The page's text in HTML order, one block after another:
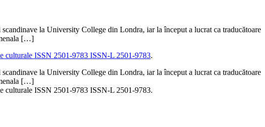
la University College din Londra, iar la început a lucrat ca traducătoare
[…]
culturale ISSN 2501-9783 ISSN-L 2501-9783.
la University College din Londra, iar la început a lucrat ca traducătoare
[…]
culturale ISSN 2501-9783 ISSN-L 2501-9783.